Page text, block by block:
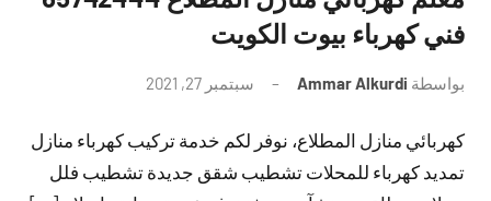
فني كهرباء بيوت الكويت
بواسطة Ammar Alkurdi سبتمبر 27, 2021
تعليقات
كهربائي منازل المطلاع، نوفر لكم خدمة تركيب كهرباء منازل
تمديد كهرباء للمحلات تشطيب شقق جديدة تشطيب فلل